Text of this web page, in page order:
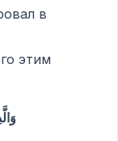
в
этим